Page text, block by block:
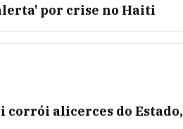
por crise no Haiti
alicerces do Estado,